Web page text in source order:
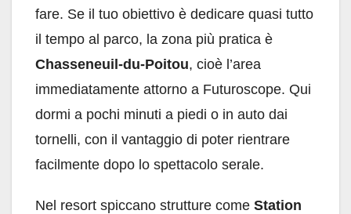
fare. Se il tuo obiettivo è dedicare quasi tutto
il tempo al parco, la zona più pratica è
Chasseneuil-du-Poitou, cioè l’area
immediatamente attorno a Futuroscope. Qui
dormi a pochi minuti a piedi o in auto dai
tornelli, con il vantaggio di poter rientrare
facilmente dopo lo spettacolo serale.
Nel resort spiccano strutture come Station